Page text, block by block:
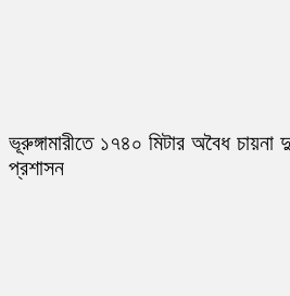
ভূরুঙ্গামারীতে ১৭৪০ মিটার অবৈধ
প্রশাসন